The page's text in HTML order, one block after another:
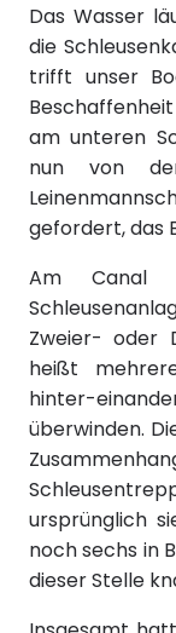
Das Wasser
die
trifft unser
am unteren
nun von
gefordert, das
Am
Zweier- oder
heißt
hinter-
überwinden.
ursprünglich
noch sechs in
dieser Stelle